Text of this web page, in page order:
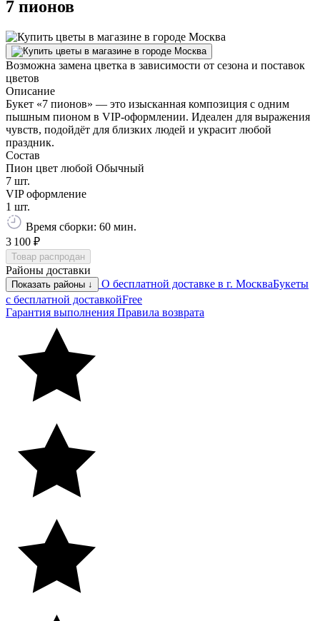
7 пионов
Возможна замена цветка в зависимости от сезона и поставок
цветов
Описание
Букет «7 пионов» — это изысканная композиция с одним
пышным пионом в VIP-оформлении. Идеален для выражения
чувств, подойдёт для близких людей и украсит любой
праздник.
Состав
Пион цвет любой Обычный
7 шт.
VIP оформление
1 шт.
Время сборки: 60 мин.
3 100 ₽
Товар распродан
Районы доставки
Показать районы ↓ О бесплатной доставке в г. МоскваБукеты
с бесплатной доставкойFree
Гарантия выполнения Правила возврата